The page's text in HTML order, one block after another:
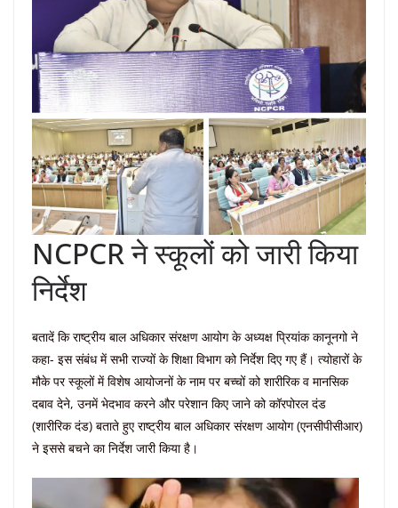
NCPCR ने स्कूलों को जारी किया
निर्देश
बतादें कि राष्ट्रीय बाल अधिकार संरक्षण आयोग के अध्यक्ष प्रियांक कानूनगो ने
कहा- इस संबंध में सभी राज्यों के शिक्षा विभाग को निर्देश दिए गए हैं। त्योहारों के
मौके पर स्कूलों में विशेष आयोजनों के नाम पर बच्चों को शारीरिक व मानसिक
दबाव देने, उनमें भेदभाव करने और परेशान किए जाने को कॉरपोरल दंड
(शारीरिक दंड) बताते हुए राष्ट्रीय बाल अधिकार संरक्षण आयोग (एनसीपीसीआर)
ने इससे बचने का निर्देश जारी किया है।